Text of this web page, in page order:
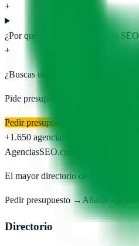
+
¿Por qué contratar una agencia
+
¿Buscas una agencia SEO en
Pide presupuesto gratis a las
Pedir presupuesto gratis
+1.650 agencias publicadas
AgenciasSEO.com
El mayor directorio de agencias
Pedir presupuesto →Añadir agencia
Directorio